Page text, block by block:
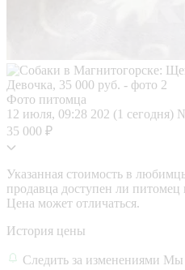
Фото питомца
12 июля, 09:28 202 (1 сегодня)
35 000 ₽
Указанная стоимость в
продавца доступен ли питомец
Цена может отличаться.
История цены
Следить за изменениями Мы